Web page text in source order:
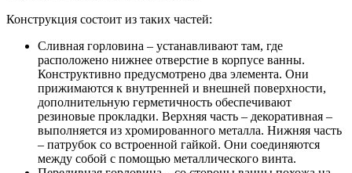
Конструкция состоит из таких частей:
Сливная горловина – устанавливают там, где
расположено нижнее отверстие в корпусе ванны.
Конструктивно предусмотрено два элемента. Они
прижимаются к внутренней и внешней поверхности,
дополнительную герметичность обеспечивают
резиновые прокладки. Верхняя часть – декоративная –
выполняется из хромированного металла. Нижняя часть
– патрубок со встроенной гайкой. Они соединяются
между собой с помощью металлического винта.